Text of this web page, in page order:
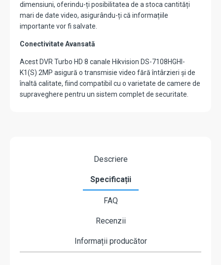
dimensiuni, oferindu-ți posibilitatea de a stoca cantități
mari de date video, asigurându-ți că informațiile
importante vor fi salvate.
Conectivitate Avansată
Acest DVR Turbo HD 8 canale Hikvision DS-7108HGHI-
K1(S) 2MP asigură o transmisie video fără întârzieri și de
înaltă calitate, fiind compatibil cu o varietate de camere de
supraveghere pentru un sistem complet de securitate.
Descriere
Specificații
FAQ
Recenzii
Informații producător